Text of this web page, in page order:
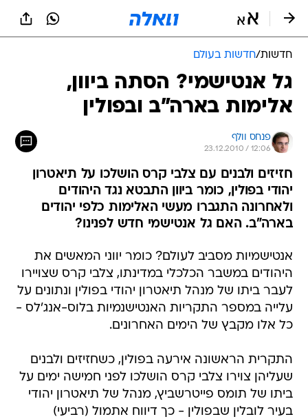
חדשות/חדשות בעולם
גל אנטישמי? הסתה ביוון,
אלימות בארה"ב ובפולין
פנחס וולף
23.12.2010 / 12:06
חזיזים ולבנים עם צלבי קרס הושלכו על תיאטרון
יהודי בפולין, כומר ביוון התבטא נגד היהודים
ולאחרונה התגברו מעשי האלימות כלפי יהודים
בארה"ב. האם גל אנטישמי חדש לפנינו?
אנטישמיות מסביב לעולם? כומר יווני המאשים את
היהודים במשבר הכלכלי במדינתו, צלבי קרס שצויירו
לעבר ביתו של מנהל תיאטרון יהודי בפולין ונתונים על
עלייה במספר התקריות האנטישנמיות בלוס-אנג'לס -
כל אלו מקבץ של הימים האחרונים.
התקרית הראשונה אירעה בפולין, כשחזיזים ולבנים
שעליהן צוירו צלבי קרס הושלכו לפני חמישה ימים על
ביתו של תומס פייטרשביץ, מנהל של תיאטרון יהודי
בעיר לובלין שבפולין - כך דיווח אתמול (רביעי)